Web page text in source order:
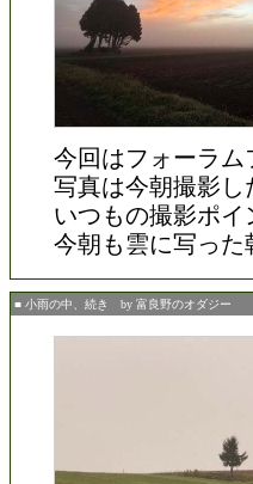
今回はフォーラ
写真は今朝撮影し
いつもの撮影ポイ
今朝も雲に写った
■ 小雨の中、続き by 富良野のオダジー